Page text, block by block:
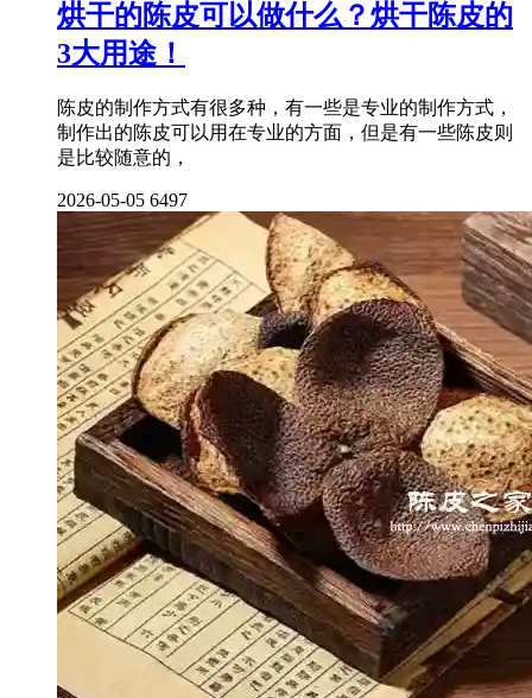
烘干的陈皮可以做什么？烘干陈皮的
3大用途！
陈皮的制作方式有很多种，有一些是专业的制作方式，
制作出的陈皮可以用在专业的方面，但是有一些陈皮则
是比较随意的，
2026-05-05 6497